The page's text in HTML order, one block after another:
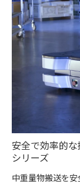
安全で効率的
シリーズ
中重量物搬送を